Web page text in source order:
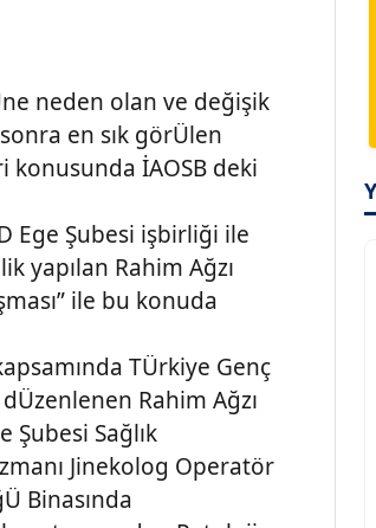
neden olan ve değişik
en sık görÜlen
konusunda İAOSB deki
Ege Şubesi işbirliği ile
yapılan Rahim Ağzı
ile bu konuda
TÜrkiye Genç
Rahim Ağzı
Şubesi Sağlık
Jinekolog Operatör
Binasında